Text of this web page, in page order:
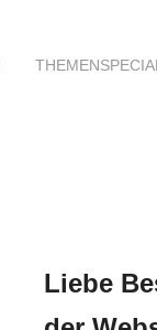
Liebe